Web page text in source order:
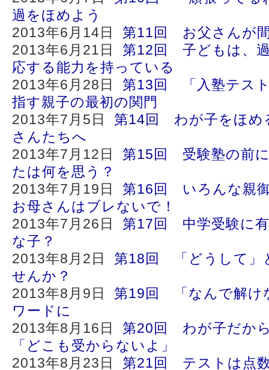
過をほめよう
2013年6月14日 第11回 お父さんが
2013年6月21日 第12回 子どもは、
応する能力を持っている
2013年6月28日 第13回 「入塾テス
指す親子の最初の関門
2013年7月5日 第14回 わが子をほめ
さんたちへ
2013年7月12日 第15回 受験塾の前
たは何を思う？
2013年7月19日 第16回 いろんな親
お母さんはブレないで！
2013年7月26日 第17回 中学受験に
な子？
2013年8月2日 第18回 「どうして」
せんか？
2013年8月9日 第19回 「なんで解け
ワードに
2013年8月16日 第20回 わが子だか
「どこも受からないよ」
2013年8月23日 第21回 テストは点